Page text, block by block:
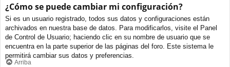
¿Cómo se puede cambiar mi configuración?
Si es un usuario registrado, todos sus datos y configuraciones están
archivados en nuestra base de datos. Para modificarlos, visite el Panel
de Control de Usuario; haciendo clic en su nombre de usuario que se
encuentra en la parte superior de las páginas del foro. Este sistema le
permitirá cambiar sus datos y preferencias.
Arriba